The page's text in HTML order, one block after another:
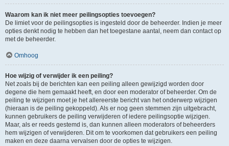
Waarom kan ik niet meer peilingsopties toevoegen?
De limiet voor de peilingsopties is ingesteld door de beheerder. Indien je meer
opties denkt nodig te hebben dan het toegestane aantal, neem dan contact op
met de beheerder.
Omhoog
Hoe wijzig of verwijder ik een peiling?
Net zoals bij de berichten kan een peiling alleen gewijzigd worden door
degene die hem gemaakt heeft, en door een moderator of beheerder. Om de
peiling te wijzigen moet je het allereerste bericht van het onderwerp wijzigen
(hieraan is de peiling gekoppeld). Als er nog geen stemmen zijn uitgebracht,
kunnen gebruikers de peiling verwijderen of iedere peilingsoptie wijzigen.
Maar, als er reeds gestemd is, dan kunnen alleen moderators of beheerders
hem wijzigen of verwijderen. Dit om te voorkomen dat gebruikers een peiling
maken en deze daarna vervalsen door de opties te wijzigen.